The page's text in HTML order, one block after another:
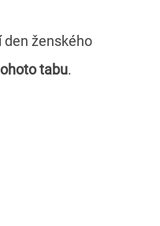
den ženského
tabu.